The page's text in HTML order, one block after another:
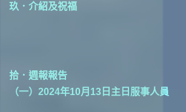
玖．介紹及祝福
拾．週報報告
（一）2024年10月13日主日服事人員